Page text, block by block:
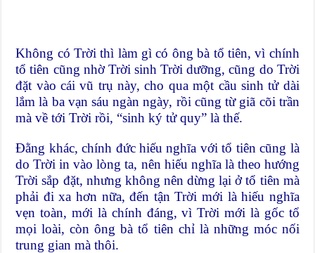
Không có Trời thì làm gì có ông bà tổ tiên, vì chính
tổ tiên cũng nhờ Trời sinh Trời dưỡng, cũng do Trời
đặt vào cái vũ trụ này, cho qua một cầu sinh tử dài
lắm là ba vạn sáu ngàn ngày, rồi cũng từ giã cõi trần
mà về tới Trời rồi, “sinh ký tử quy” là thế.
Đằng khác, chính đức hiếu nghĩa với tổ tiên cũng là
do Trời in vào lòng ta, nên hiếu nghĩa là theo hướng
Trời sắp đặt, nhưng không nên dừng lại ở tổ tiên mà
phải đi xa hơn nữa, đến tận Trời mới là hiếu nghĩa
vẹn toàn, mới là chính đáng, vì Trời mới là gốc tổ
mọi loài, còn ông bà tổ tiên chỉ là những móc nối
trung gian mà thôi.